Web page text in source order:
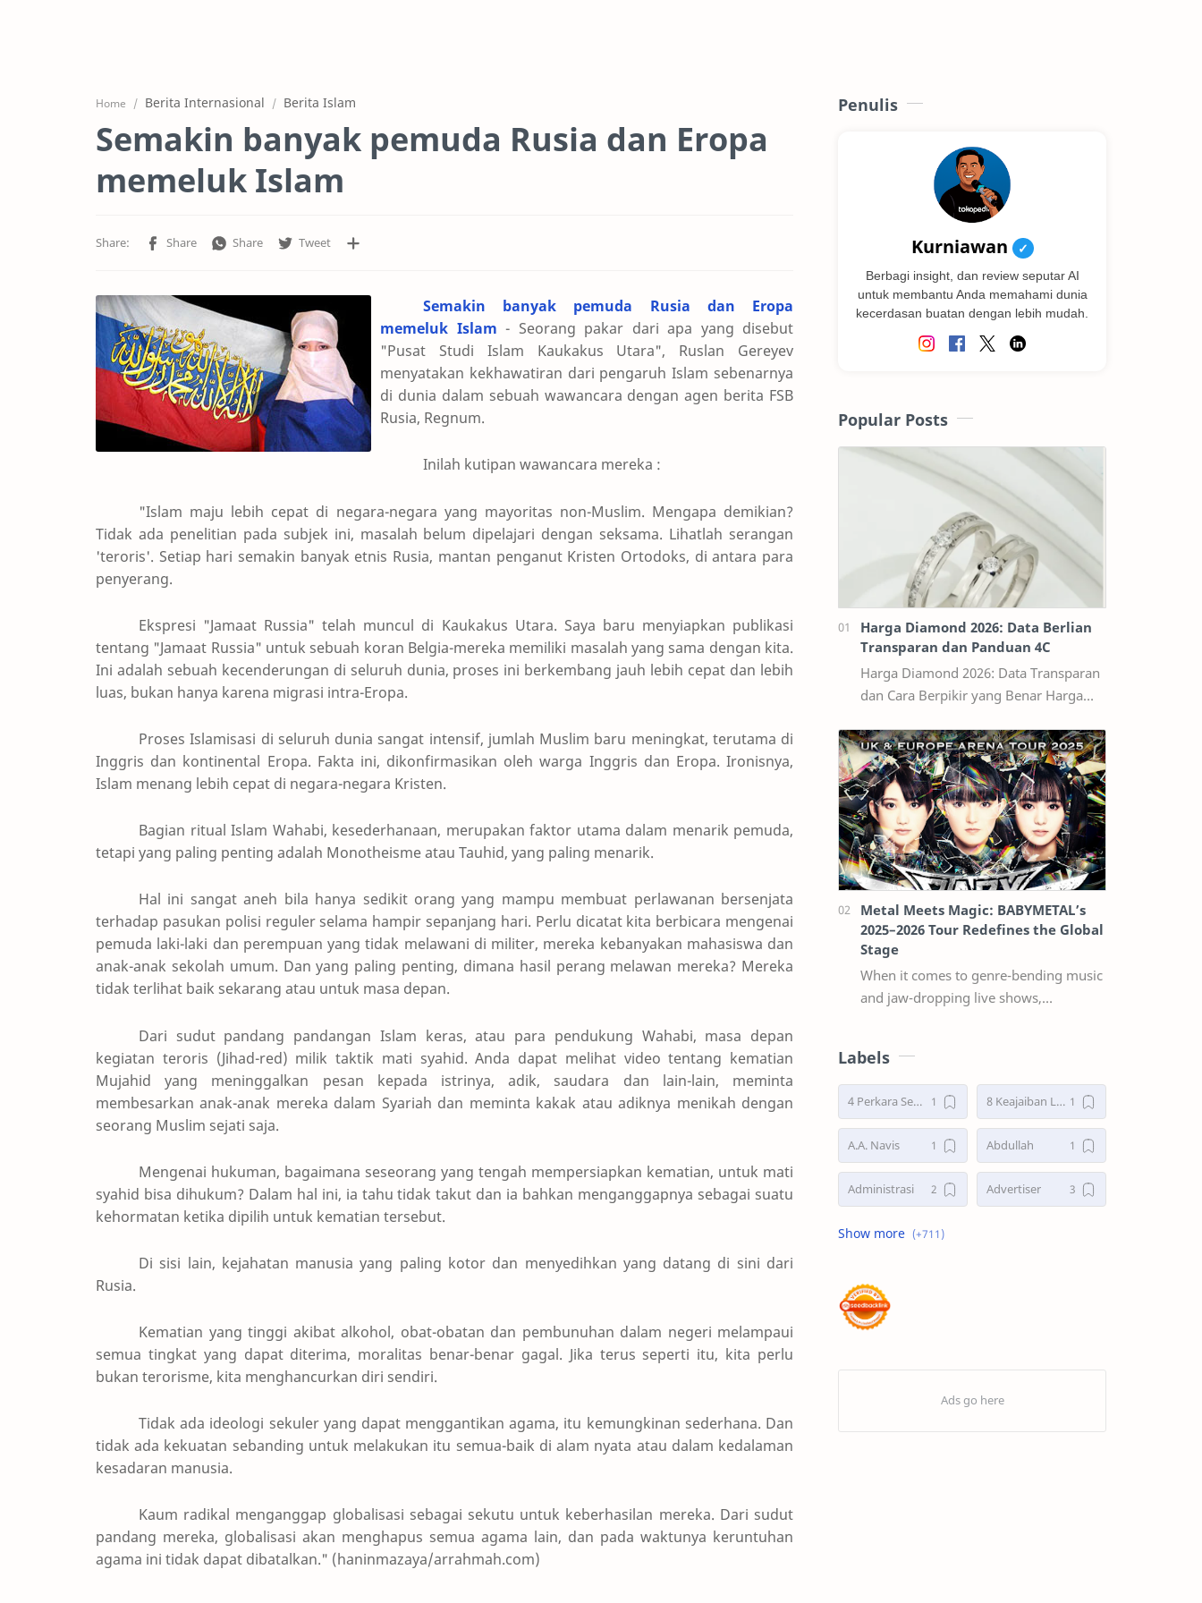
Home Berita Internasional Berita Islam
Semakin banyak pemuda Rusia dan Eropa
memeluk Islam
Semakin banyak pemuda Rusia dan Eropa
memeluk Islam - Seorang pakar dari apa yang disebut
"Pusat Studi Islam Kaukakus Utara", Ruslan Gereyev
menyatakan kekhawatiran dari pengaruh Islam sebenarnya
di dunia dalam sebuah wawancara dengan agen berita FSB
Rusia, Regnum.
Inilah kutipan wawancara mereka :
"Islam maju lebih cepat di negara-negara yang mayoritas non-Muslim. Mengapa demikian?
Tidak ada penelitian pada subjek ini, masalah belum dipelajari dengan seksama. Lihatlah serangan
'teroris'. Setiap hari semakin banyak etnis Rusia, mantan penganut Kristen Ortodoks, di antara para
penyerang.
Ekspresi "Jamaat Russia" telah muncul di Kaukakus Utara. Saya baru menyiapkan publikasi
tentang "Jamaat Russia" untuk sebuah koran Belgia-mereka memiliki masalah yang sama dengan kita.
Ini adalah sebuah kecenderungan di seluruh dunia, proses ini berkembang jauh lebih cepat dan lebih
luas, bukan hanya karena migrasi intra-Eropa.
Proses Islamisasi di seluruh dunia sangat intensif, jumlah Muslim baru meningkat, terutama di
Inggris dan kontinental Eropa. Fakta ini, dikonfirmasikan oleh warga Inggris dan Eropa. Ironisnya,
Islam menang lebih cepat di negara-negara Kristen.
Bagian ritual Islam Wahabi, kesederhanaan, merupakan faktor utama dalam menarik pemuda,
tetapi yang paling penting adalah Monotheisme atau Tauhid, yang paling menarik.
Hal ini sangat aneh bila hanya sedikit orang yang mampu membuat perlawanan bersenjata
terhadap pasukan polisi reguler selama hampir sepanjang hari. Perlu dicatat kita berbicara mengenai
pemuda laki-laki dan perempuan yang tidak melawani di militer, mereka kebanyakan mahasiswa dan
anak-anak sekolah umum. Dan yang paling penting, dimana hasil perang melawan mereka? Mereka
tidak terlihat baik sekarang atau untuk masa depan.
Dari sudut pandang pandangan Islam keras, atau para pendukung Wahabi, masa depan
kegiatan teroris (Jihad-red) milik taktik mati syahid. Anda dapat melihat video tentang kematian
Mujahid yang meninggalkan pesan kepada istrinya, adik, saudara dan lain-lain, meminta
membesarkan anak-anak mereka dalam Syariah dan meminta kakak atau adiknya menikah dengan
seorang Muslim sejati saja.
Mengenai hukuman, bagaimana seseorang yang tengah mempersiapkan kematian, untuk mati
syahid bisa dihukum? Dalam hal ini, ia tahu tidak takut dan ia bahkan menganggapnya sebagai suatu
kehormatan ketika dipilih untuk kematian tersebut.
Di sisi lain, kejahatan manusia yang paling kotor dan menyedihkan yang datang di sini dari
Rusia.
Kematian yang tinggi akibat alkohol, obat-obatan dan pembunuhan dalam negeri melampaui
semua tingkat yang dapat diterima, moralitas benar-benar gagal. Jika terus seperti itu, kita perlu
bukan terorisme, kita menghancurkan diri sendiri.
Tidak ada ideologi sekuler yang dapat menggantikan agama, itu kemungkinan sederhana. Dan
tidak ada kekuatan sebanding untuk melakukan itu semua-baik di alam nyata atau dalam kedalaman
kesadaran manusia.
Kaum radikal menganggap globalisasi sebagai sekutu untuk keberhasilan mereka. Dari sudut
pandang mereka, globalisasi akan menghapus semua agama lain, dan pada waktunya keruntuhan
agama ini tidak dapat dibatalkan." (haninmazaya/arrahmah.com)
Penulis
Kurniawan ✓
Berbagi insight, dan review seputar AI
untuk membantu Anda memahami dunia
kecerdasan buatan dengan lebih mudah.
Popular Posts
Harga Diamond 2026: Data Berlian
Transparan dan Panduan 4C
Harga Diamond 2026: Data Transparan
dan Cara Berpikir yang Benar Harga
harga bahan bangunan per kilogram.
Dua ber…
Metal Meets Magic: BABYMETAL’s
2025–2026 Tour Redefines the Global
Stage
When it comes to genre-bending music
and jaw-dropping live shows,
2025–2026 w…
Labels
4 Perkara Sebelum Tidur 8 Keajaiban Lebah menurut Al-Qur’an part 2
A.A. Navis Abdullah
Administrasi Advertiser
Advertorial
Akhirat
Al-Islam